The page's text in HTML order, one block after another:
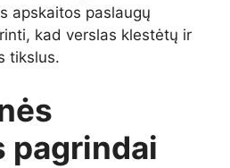
apskaitos paslaugų
kad verslas klestėtų ir
tikslus.
pagrindai